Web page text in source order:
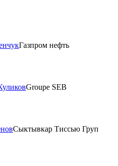
Газпром нефть
Groupe SEB
Сыктывкар Тиссью Груп